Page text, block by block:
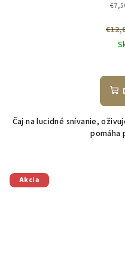
Čaj na lucidné snívanie,
pomáha
Akcia